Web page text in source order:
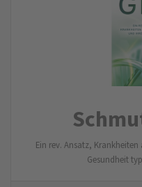
Ein rev. Ansatz,
Gesundheit